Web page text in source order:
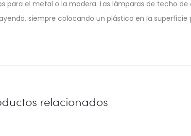
para el metal o la madera. Las lámparas de techo
siempre colocando un plástico en la
relacionados